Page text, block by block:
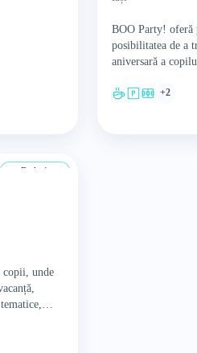
BOO Party!
posibilitatea de a
aniversară a
totul și cu totul
+2
De la 4 ani
copii, unde